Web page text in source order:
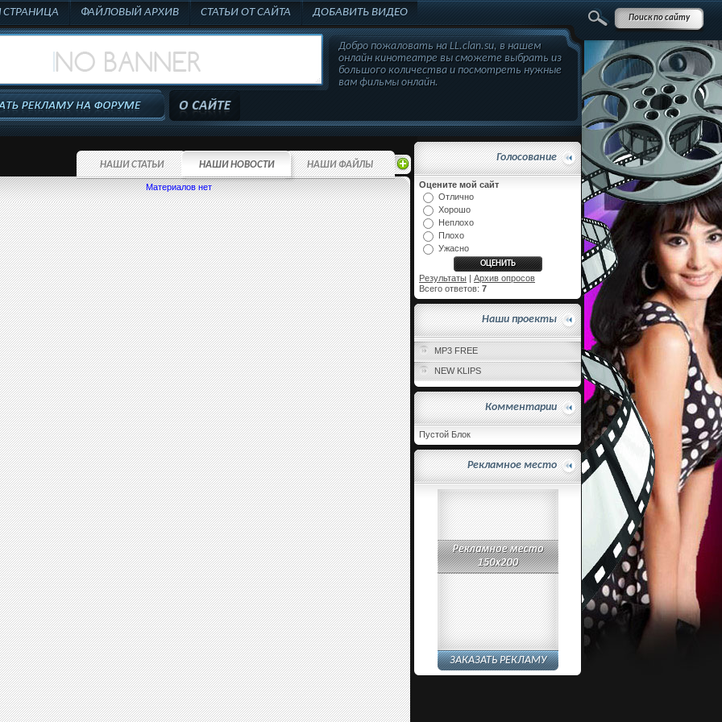
СТРАНИЦА ФАЙЛОВЫЙ АРХИВ СТАТЬИ ОТ САЙТА ДОБАВИТЬ ВИДЕО
Добро пожаловать на LL.clan.su, в нашем
онлайн кинотеатре вы сможете выбрать из
большого количества и посмотреть нужные
вам фильмы онлайн.
НАШИ ФАЙЛЫ
НАШИ НОВОСТИ
НАШИ СТАТЬИ
Материалов нет
Голосование
Оцените мой сайт
Отлично
Хорошо
Неплохо
Плохо
Ужасно
Результаты | Архив опросов
Всего ответов: 7
Наши проекты
MP3 FREE
NEW KLIPS
Комментарии
Пустой Блок
Рекламное место
ЗАКАЗАТЬ РЕКЛАМУ